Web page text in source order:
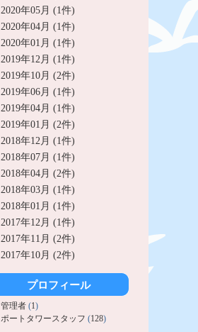
2020年05月 (1件)
2020年04月 (1件)
2020年01月 (1件)
2019年12月 (1件)
2019年10月 (2件)
2019年06月 (1件)
2019年04月 (1件)
2019年01月 (2件)
2018年12月 (1件)
2018年07月 (1件)
2018年04月 (2件)
2018年03月 (1件)
2018年01月 (1件)
2017年12月 (1件)
2017年11月 (2件)
2017年10月 (2件)
プロフィール
管理者 (1)
ポートタワースタッフ (128)